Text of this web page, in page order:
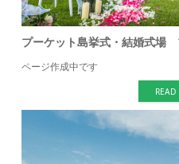
プーケット島挙式・結婚式場
ページ作成中です
READ